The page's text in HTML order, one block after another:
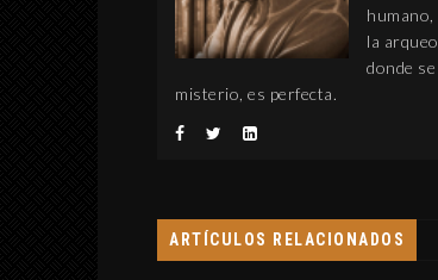
la
donde
misterio, es perfecta.
ARTÍCULOS RELACIONADOS